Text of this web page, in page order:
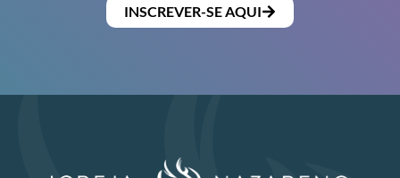
INSCREVER-SE AQUI